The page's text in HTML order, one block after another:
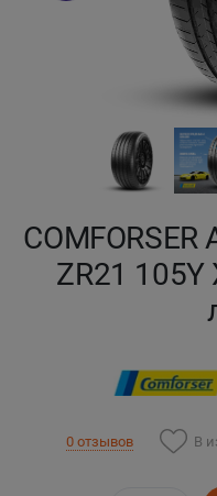
ZR21 105Y
0 отзывов В
Кызылорда
Петропавловск
Талдыкорган
Тараз